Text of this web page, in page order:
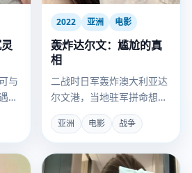
与
了
2022 亚洲 电影
轰炸达尔文：尴尬的真
相
二战时日军轰炸澳大利亚达
尔文港，当地驻军拼命想投
降，却因对方轰炸得不够准
而屡屡失败。
亚洲 电影 战争